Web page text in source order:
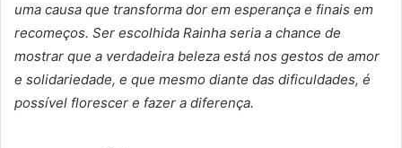
uma causa que transforma dor em esperança e finais em
recomeços. Ser escolhida Rainha seria a chance de
mostrar que a verdadeira beleza está nos gestos de amor
e solidariedade, e que mesmo diante das dificuldades, é
possível florescer e fazer a diferença.